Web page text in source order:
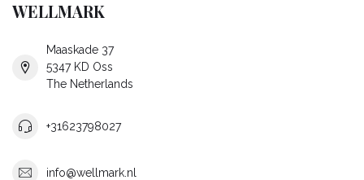
WELLMARK
Maaskade 37
5347 KD Oss
The Netherlands
+31623798027
info@wellmark.nl